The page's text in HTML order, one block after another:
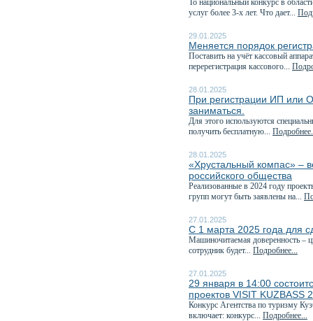
То национальный конкурс в
услуг более 3-х лет. Что дает...
29.01.2025
Меняется порядок
Поставить на учёт кассовый
перерегистрация кассового...
28.01.2025
При регистрации ИП или
заниматься.
Для этого используются
получить бесплатную...
28.01.2025
«Хрустальный компас» –
российского общества
Реализованные в 2024 году
групп могут быть заявлены на...
27.01.2025
С 1 марта 2025 года для
Машиночитаемая доверенность –
сотрудник будет... Подробнее...
27.01.2025
29 января в 14:00
проектов VISIT KUZBASS
Конкурс Агентства по туризму
включает: конкурс... Подробнее...